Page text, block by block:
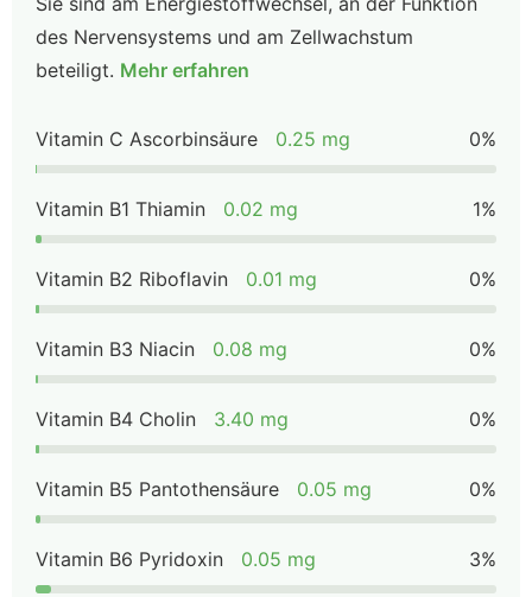
des Nervensystems und am Zellwachstum
beteiligt. Mehr erfahren
Vitamin C Ascorbinsäure 0.25 mg 0%
Vitamin B1 Thiamin 0.02 mg 1%
Vitamin B2 Riboflavin 0.01 mg 0%
Vitamin B3 Niacin 0.08 mg 0%
Vitamin B4 Cholin 3.40 mg 0%
Vitamin B5 Pantothensäure 0.05 mg 0%
Vitamin B6 Pyridoxin 0.05 mg 3%